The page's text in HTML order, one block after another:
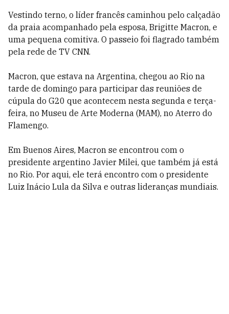
Vestindo terno, o líder francês caminhou pelo calçadão
da praia acompanhado pela esposa, Brigitte Macron, e
uma pequena comitiva. O passeio foi flagrado também
pela rede de TV CNN.
Macron, que estava na Argentina, chegou ao Rio na
tarde de domingo para participar das reuniões de
cúpula do G20 que acontecem nesta segunda e terça-
feira, no Museu de Arte Moderna (MAM), no Aterro do
Flamengo.
Em Buenos Aires, Macron se encontrou com o
presidente argentino Javier Milei, que também já está
no Rio. Por aqui, ele terá encontro com o presidente
Luiz Inácio Lula da Silva e outras lideranças mundiais.